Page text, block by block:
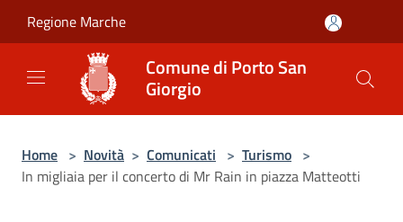
Regione Marche
Comune di Porto San
Giorgio
Home > Novità > Comunicati > Turismo >
In migliaia per il concerto di Mr Rain in piazza Matteotti